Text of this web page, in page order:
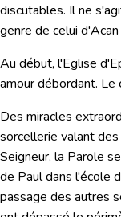
discutables. Il ne
genre de celui
Au début, l'Eglise
amour débordant.
Des miracles
sorcellerie valant
Seigneur, la Parole
de Paul dans l'école
passage des autres